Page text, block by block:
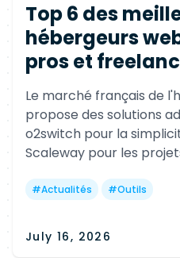
Top 6 des
hébergeurs
pros et
Le marché français de
propose des solutions
o2switch pour la
Scaleway pour les
alwaysdata pour les
#Actualités #Outils
July 16, 2026